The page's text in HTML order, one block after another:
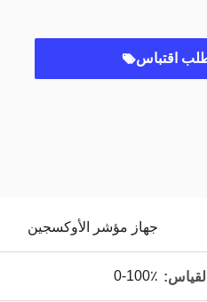
اقتباس
جهاز مؤشر الأوكسجين
0-100٪